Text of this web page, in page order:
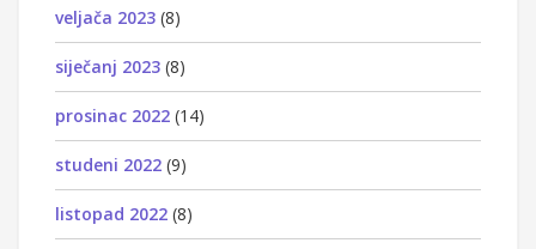
veljača 2023 (8)
siječanj 2023 (8)
prosinac 2022 (14)
studeni 2022 (9)
listopad 2022 (8)